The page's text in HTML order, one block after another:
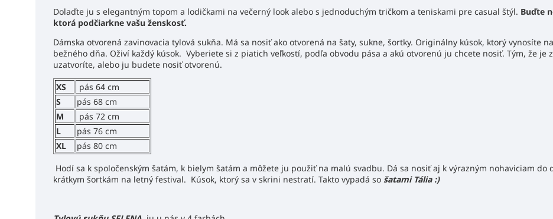
Dolaďte ju s elegantným topom a lodičkami na večerný look alebo s jednoduchým tričkom a teniskami pre casual štýl. Buďte
ktorá podčiarkne vašu ženskosť.
Dámska otvorená zavinovacia tylová sukňa. Má sa nosiť ako otvorená na šaty, sukne, šortky. Originálny kúsok, ktorý vynosíte
bežného dňa. Oživí každý kúsok. Vyberiete si z piatich veľkostí, podľa obvodu pása a akú otvorenú ju chcete nosiť. Tým, že je
uzatvoríte, alebo ju budete nosiť otvorenú.
XS
pás 64 cm
S
pás 68 cm
M
pás 72 cm
L
pás 76 cm
XL
pás 80 cm
Hodí sa k spoločenským šatám, k bielym šatám a môžete ju použiť na malú svadbu. Dá sa nosiť aj k výrazným nohaviciam do
krátkym šortkám na letný festival. Kúsok, ktorý sa v skrini nestratí. Takto vypadá so šatami Tália :)